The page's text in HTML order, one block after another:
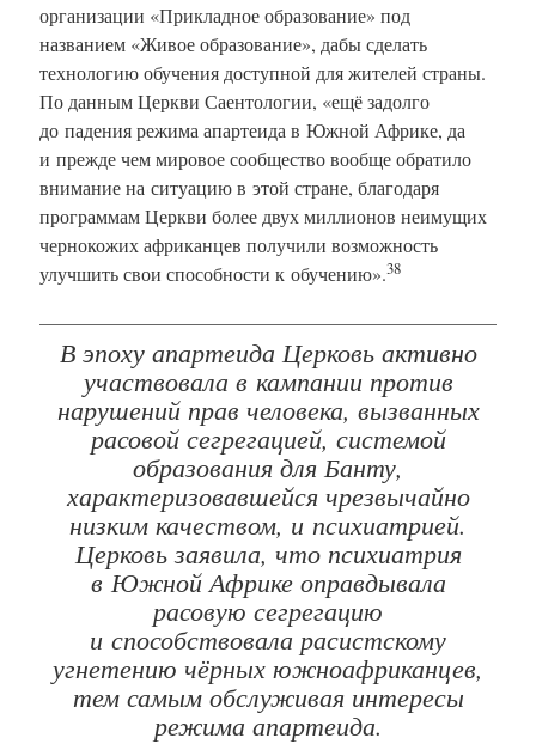
организации «Прикладное образование» под
названием «Живое образование», дабы сделать
технологию обучения доступной для жителей страны.
По данным Церкви Саентологии, «ещё задолго
до падения режима апартеида в Южной Африке, да
и прежде чем мировое сообщество вообще обратило
внимание на ситуацию в этой стране, благодаря
программам Церкви более двух миллионов неимущих
чернокожих африканцев получили возможность
улучшить свои способности к обучению».38
В эпоху апартеида Церковь активно
участвовала в кампании против
нарушений прав человека, вызванных
расовой сегрегацией, системой
образования для Банту,
характеризовавшейся чрезвычайно
низким качеством, и психиатрией.
Церковь заявила, что психиатрия
в Южной Африке оправдывала
расовую сегрегацию
и способствовала расистскому
угнетению чёрных южноафриканцев,
тем самым обслуживая интересы
режима апартеида.